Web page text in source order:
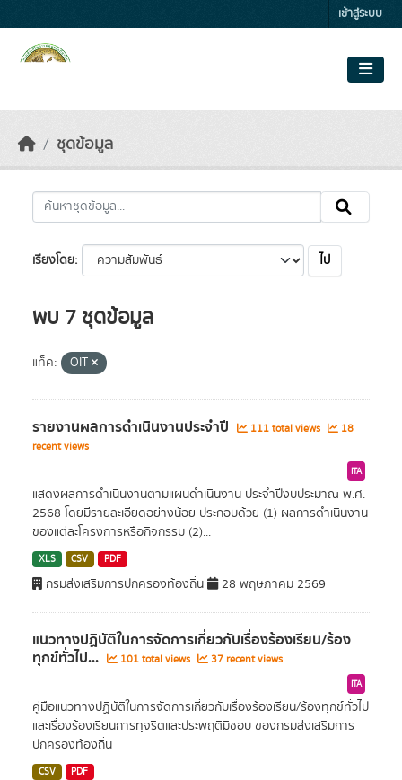
เข้าสู่ระบบ
ชุดข้อมูล
เรียงโดย ไป
พบ 7 ชุดข้อมูล
แท็ค: OIT
รายงานผลการดำเนินงานประจำปี 111 total views
18
recent views
ITA
แสดงผลการดำเนินงานตามแผนดำเนินงาน ประจำปีงบประมาณ พ.ศ.
2568 โดยมีรายละเอียดอย่างน้อย ประกอบด้วย (1) ผลการดำเนินงาน
ของแต่ละโครงการหรือกิจกรรม (2)...
XLS CSV PDF
กรมส่งเสริมการปกครองท้องถิ่น 28 พฤษภาคม 2569
แนวทางปฏิบัติในการจัดการเกี่ยวกับเรื่องร้องเรียน/ร้อง
ทุกข์ทั่วไป... 101 total views 37 recent views
ITA
คู่มือแนวทางปฏิบัติในการจัดการเกี่ยวกับเรื่องร้องเรียน/ร้องทุกข์ทั่วไป
และเรื่องร้องเรียนการทุจริตและประพฤติมิชอบ ของกรมส่งเสริมการ
ปกครองท้องถิ่น
CSV PDF